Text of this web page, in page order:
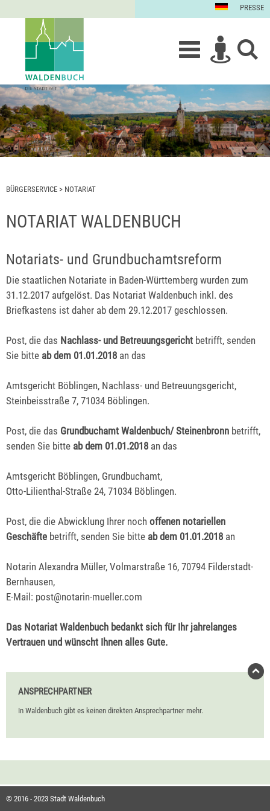
PRESSE
BÜRGERSERVICE > NOTARIAT
NOTARIAT WALDENBUCH
Notariats- und Grundbuchamtsreform
Die staatlichen Notariate in Baden-Württemberg wurden zum
31.12.2017 aufgelöst. Das Notariat Waldenbuch inkl. des
Briefkastens ist daher ab dem 29.12.2017 geschlossen.
Post, die das Nachlass- und Betreuungsgericht betrifft, senden
Sie bitte ab dem 01.01.2018 an das
Amtsgericht Böblingen, Nachlass- und Betreuungsgericht,
Steinbeisstraße 7, 71034 Böblingen.
Post, die das Grundbuchamt Waldenbuch/ Steinenbronn betrifft,
senden Sie bitte ab dem 01.01.2018 an das
Amtsgericht Böblingen, Grundbuchamt,
Otto-Lilienthal-Straße 24, 71034 Böblingen.
Post, die die Abwicklung Ihrer noch offenen notariellen
Geschäfte betrifft, senden Sie bitte ab dem 01.01.2018 an
Notarin Alexandra Müller, Volmarstraße 16, 70794 Filderstadt-
Bernhausen,
E-Mail: post@notarin-mueller.com
Das Notariat Waldenbuch bedankt sich für Ihr jahrelanges
Vertrauen und wünscht Ihnen alles Gute.
ANSPRECHPARTNER
In Waldenbuch gibt es keinen direkten Ansprechpartner mehr.
© 2016 - 2023 Stadt Waldenbuch